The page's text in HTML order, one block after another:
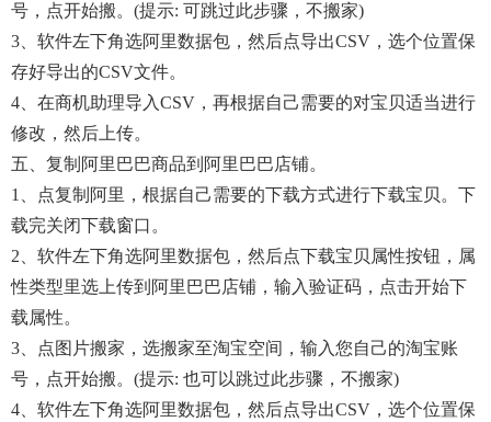
号，点开始搬。(提示: 可跳过此步骤，不搬家)
3、软件左下角选阿里数据包，然后点导出CSV，选个位置保
存好导出的CSV文件。
4、在商机助理导入CSV，再根据自己需要的对宝贝适当进行
修改，然后上传。
五、复制阿里巴巴商品到阿里巴巴店铺。
1、点复制阿里，根据自己需要的下载方式进行下载宝贝。下
载完关闭下载窗口。
2、软件左下角选阿里数据包，然后点下载宝贝属性按钮，属
性类型里选上传到阿里巴巴店铺，输入验证码，点击开始下
载属性。
3、点图片搬家，选搬家至淘宝空间，输入您自己的淘宝账
号，点开始搬。(提示: 也可以跳过此步骤，不搬家)
4、软件左下角选阿里数据包，然后点导出CSV，选个位置保